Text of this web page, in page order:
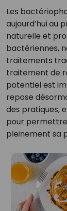
Les
aujourd’hui au
naturelle et
bactériennes,
traitements
traitement de
potentiel est
repose
des pratiques,
pour
pleinement sa